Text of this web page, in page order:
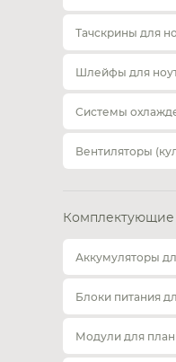
Тачскрины для
Шлейфы для
Системы
Вентиляторы
Комплектующие
Аккумуляторы
Блоки питания
Модули для